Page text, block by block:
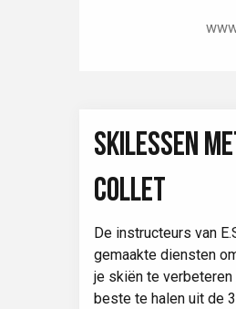
SKILESSEN
COLLET
De instructeurs van
gemaakte diensten
je skiën te
beste te halen uit de